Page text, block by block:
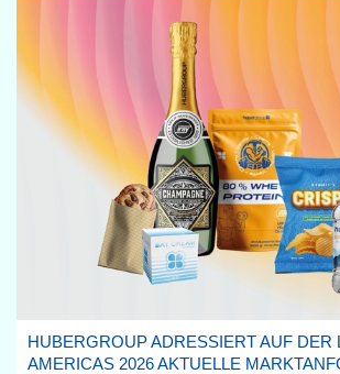
HUBERGROUP ADRESSIERT AUF DER
AMERICAS 2026 AKTUELLE